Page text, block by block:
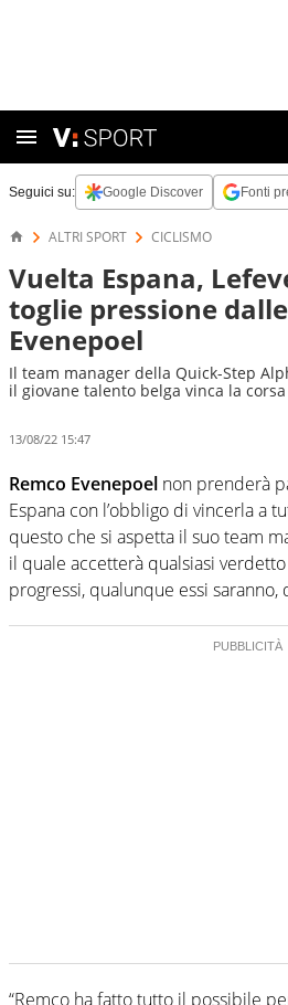
Seguici su: Google Discover Fonti
ALTRI SPORT CICLISMO
Vuelta Espana,
toglie pressione
Evenepoel
Il team manager della Quick-Step
il giovane talento belga vinca la
13/08/22 15:47
Remco Evenepoel non prenderà
Espana con l’obbligo di vincerla a
questo che si aspetta il suo team
il quale accetterà qualsiasi
progressi, qualunque essi
“Remco ha fatto tutto il possibile